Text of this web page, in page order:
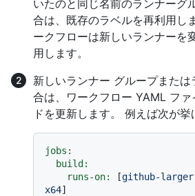
いたのと同じ名前のランナーグ
合は、既存のラベルを再利用し
ークフローは新しいランナーを
用します。
新しいランナー グループまた
合は、ワークフロー YAML フ
ドを更新します。 例えば次が挙
jobs:
build:
runs-on:
[github-
x64]